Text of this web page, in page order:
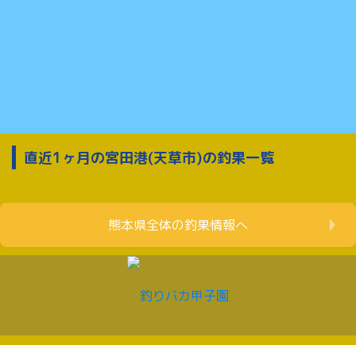
直近1ヶ月の宮田港(天草市)の釣果一覧
熊本県全体の釣果情報へ